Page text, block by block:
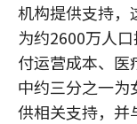
机构提供支持，
为约2600万人
付运营成本、医
中约三分之一
供相关支持，并